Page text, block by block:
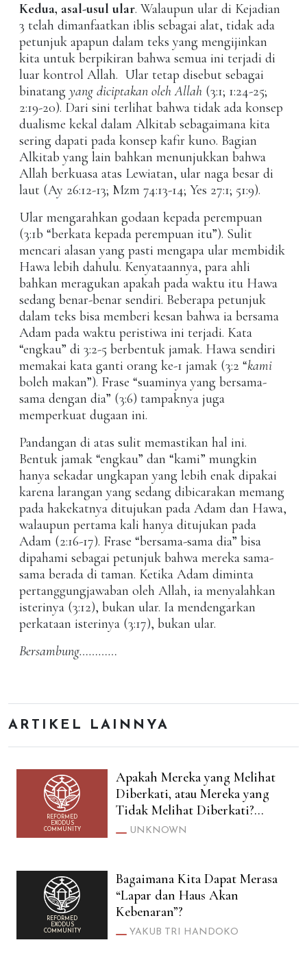
Kedua, asal-usul ular. Walaupun ular di Kejadian
3 telah dimanfaatkan iblis sebagai alat, tidak ada
petunjuk apapun dalam teks yang mengijinkan
kita untuk berpikiran bahwa semua ini terjadi di
luar kontrol Allah. Ular tetap disebut sebagai
binatang yang diciptakan oleh Allah (3:1; 1:24-25;
2:19-20). Dari sini terlihat bahwa tidak ada konsep
dualisme kekal dalam Alkitab sebagaimana kita
sering dapati pada konsep kafir kuno. Bagian
Alkitab yang lain bahkan menunjukkan bahwa
Allah berkuasa atas Lewiatan, ular naga besar di
laut (Ay 26:12-13; Mzm 74:13-14; Yes 27:1; 51:9).
Ular mengarahkan godaan kepada perempuan
(3:1b “berkata kepada perempuan itu”). Sulit
mencari alasan yang pasti mengapa ular membidik
Hawa lebih dahulu. Kenyataannya, para ahli
bahkan meragukan apakah pada waktu itu Hawa
sedang benar-benar sendiri. Beberapa petunjuk
dalam teks bisa memberi kesan bahwa ia bersama
Adam pada waktu peristiwa ini terjadi. Kata
“engkau” di 3:2-5 berbentuk jamak. Hawa sendiri
memakai kata ganti orang ke-1 jamak (3:2 “kami
boleh makan”). Frase “suaminya yang bersama-
sama dengan dia” (3:6) tampaknya juga
memperkuat dugaan ini.
Pandangan di atas sulit memastikan hal ini.
Bentuk jamak “engkau” dan “kami” mungkin
hanya sekadar ungkapan yang lebih enak dipakai
karena larangan yang sedang dibicarakan memang
pada hakekatnya ditujukan pada Adam dan Hawa,
walaupun pertama kali hanya ditujukan pada
Adam (2:16-17). Frase “bersama-sama dia” bisa
dipahami sebagai petunjuk bahwa mereka sama-
sama berada di taman. Ketika Adam diminta
pertanggungjawaban oleh Allah, ia menyalahkan
isterinya (3:12), bukan ular. Ia mendengarkan
perkataan isterinya (3:17), bukan ular.
Bersambung…………
ARTIKEL LAINNYA
REFORMED
EXODUS
COMMUNITY
Apakah Mereka yang Melihat
Diberkati, atau Mereka yang
Tidak Melihat Diberkati?
(Luk. 10:23 vs Yoh. 20:29)
UNKNOWN
REFORMED
EXODUS
COMMUNITY
Bagaimana Kita Dapat Merasa
“Lapar dan Haus Akan
Kebenaran”?
YAKUB TRI HANDOKO